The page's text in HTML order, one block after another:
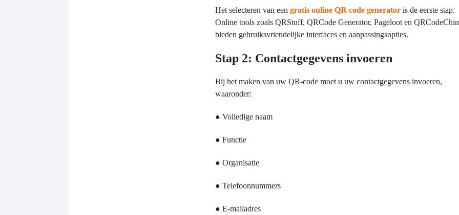
Het selecteren van eengratis online QR code generator is de eerste stap.
Online tools zoals QRStuff, QRCode Generator, Pageloot en
bieden gebruiksvriendelijke interfaces en aanpassingsopties.
Stap 2: Contactgegevens invoeren
Bij het maken van uw QR-code moet u uw contactgegevens invoeren,
waaronder:
● Volledige naam
● Functie
● Organisatie
● Telefoonnummers
● E-mailadres